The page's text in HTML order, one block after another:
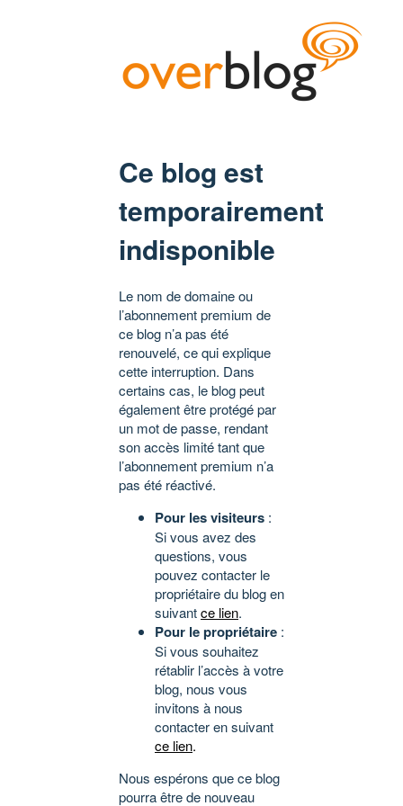
Ce blog est
temporairement
indisponible
Le nom de domaine ou
l’abonnement premium de
ce blog n’a pas été
renouvelé, ce qui explique
cette interruption. Dans
certains cas, le blog peut
également être protégé par
un mot de passe, rendant
son accès limité tant que
l’abonnement premium n’a
pas été réactivé.
Pour les visiteurs :
Si vous avez des
questions, vous
pouvez contacter le
propriétaire du blog en
suivantce lien.
Pour le propriétaire :
Si vous souhaitez
rétablir l’accès à votre
blog, nous vous
invitons à nous
contacter en suivant
ce lien.
Nous espérons que ce blog
pourra être de nouveau